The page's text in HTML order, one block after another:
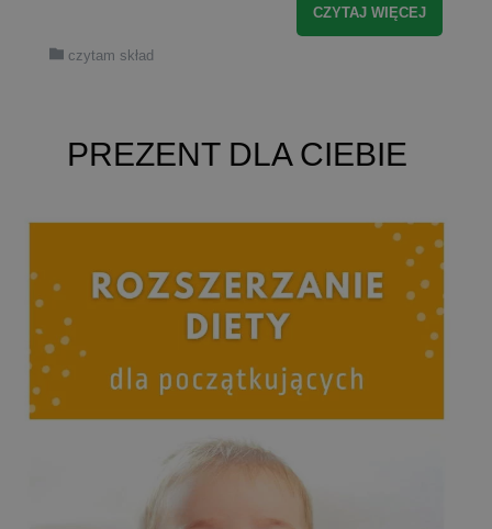
CZYTAJ WIĘCEJ
czytam skład
PREZENT DLA CIEBIE